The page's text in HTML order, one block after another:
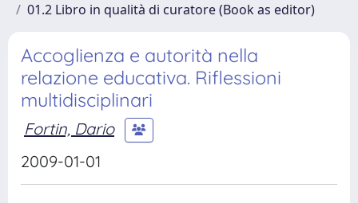
01.2 Libro in qualità di curatore (Book as editor)
Accoglienza e autorità nella
relazione educativa. Riflessioni
multidisciplinari
Fortin, Dario
2009-01-01